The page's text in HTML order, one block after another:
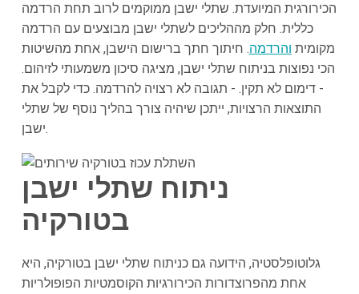
הכירורגית המיועדת. שתלי ישבן ממוקמים לרוב תחת הרדמה
כללית. חלק מההליכים לשתלי ישבן מבוצעים עם הרדמה
מקומית והרדמה. חיתוך חתך ברישום הישבן, אחת מהשיטות
הכי נפוצות בניתוח שתלי ישבן, מציגה סיכון משמעותי לזיהום.
- דימום לא תקין. - תגובה לא רצויה להרדמה. כדי לקבל את
התוצאות הרצויות, ייתכן שיהיה צורך בהליך נוסף של שתלי
ישבן.
ניתוח שתלי ישבן
בטורקיה
גלוטופלסטיה, הידועה גם כניתוח שתלי ישבן בטורקיה, היא
אחת מהפרוצדורות הכירורגיות הקוסמטיות הפופולריות